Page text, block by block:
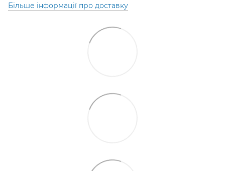
Більше інформації про доставку